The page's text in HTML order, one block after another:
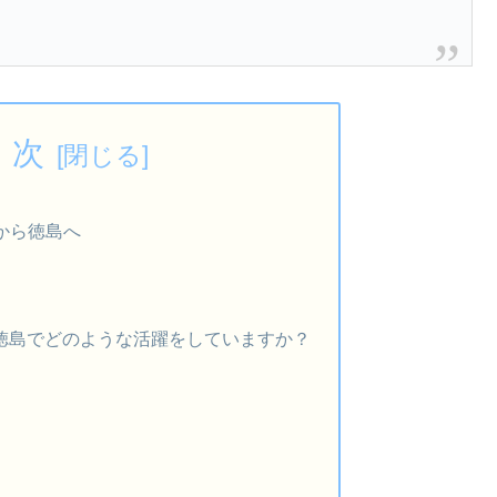
ら徳島へ
でどのような活躍をしていますか？